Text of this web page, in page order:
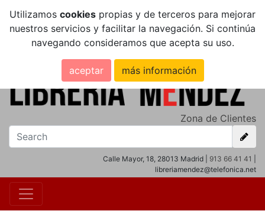
Utilizamos cookies propias y de terceros para mejorar
nuestros servicios y facilitar la navegación. Si continúa
navegando consideramos que acepta su uso.
aceptar más información
Zona de Clientes
Calle Mayor, 18, 28013 Madrid | 913 66 41 41
libreriamendez@telefonica.net